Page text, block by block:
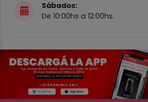
Sábados:
De 10:00hs a 12:00hs.